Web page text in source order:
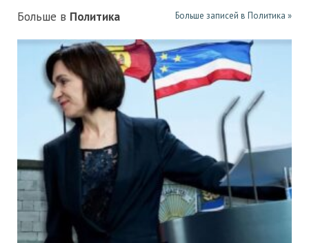
Больше в Политика Больше записей в Политика »